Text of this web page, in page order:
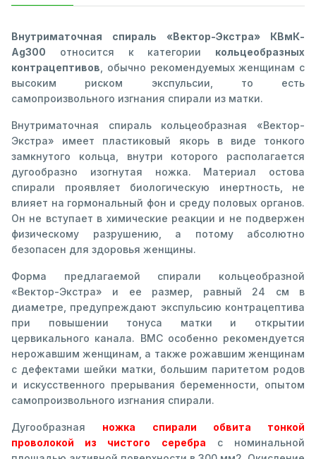
Внутриматочная спираль «Вектор-Экстра» КВмК-
Ag300 относится к категории кольцеобразных
контрацептивов , обычно рекомендуемых женщинам с
высоким риском экспульсии, то есть
самопроизвольного изгнания спирали из матки.
Внутриматочная спираль кольцеобразная «Вектор-
Экстра» имеет пластиковый якорь в виде тонкого
замкнутого кольца, внутри которого располагается
дугообразно изогнутая ножка. Материал остова
спирали проявляет биологическую инертность, не
влияет на гормональный фон и среду половых органов.
Он не вступает в химические реакции и не подвержен
физическому разрушению, а потому абсолютно
безопасен для здоровья женщины.
Форма предлагаемой спирали кольцеобразной
«Вектор-Экстра» и ее размер, равный 24 см в
диаметре, предупреждают экспульсию контрацептива
при повышении тонуса матки и открытии
цервикального канала. ВМС особенно рекомендуется
нерожавшим женщинам, а также рожавшим женщинам
с дефектами шейки матки, большим паритетом родов
и искусственного прерывания беременности, опытом
самопроизвольного изгнания спирали.
Дугообразная ножка спирали обвита тонкой
проволокой из чистого серебра с номинальной